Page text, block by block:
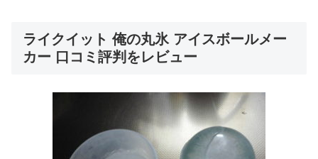
ライクイット 俺の丸氷 アイスボールメー
カー 口コミ評判をレビュー